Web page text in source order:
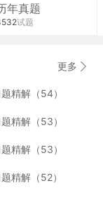
年真题
试题
更多
精解（54）
精解（53）
精解（53）
精解（52）